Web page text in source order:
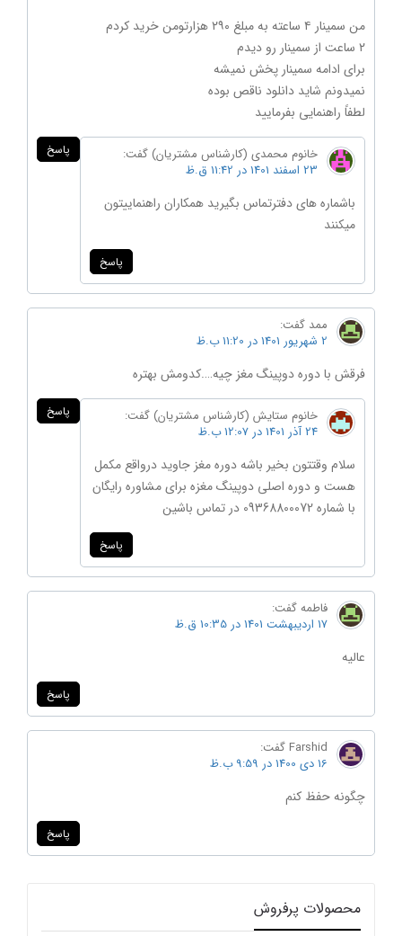
من سمینار ۴ ساعته به مبلغ ۲۹۰ هزارتومن خرید کردم
۲ ساعت از سمینار رو دیدم
برای ادامه سمینار پخش نمیشه
نمیدونم شاید دانلود ناقص بوده
لطفاً راهنمایی بفرمایید
پاسخ خانوم محمدی (کارشناس مشتریان) گفت:
23 اسفند 1401 در 11:42 ق.ظ
باشماره های دفترتماس بگیرید همکاران راهنماییتون
میکنند
پاسخ
ممد گفت:
2 شهریور 1401 در 11:20 ب.ظ
فرقش با دوره دوپینگ مغز چیه….کدومش بهتره
پاسخ خانوم ستایش (کارشناس مشتریان) گفت:
24 آذر 1401 در 12:07 ب.ظ
سلام وقتتون بخیر باشه دوره مغز جاوید درواقع مکمل
هست و دوره اصلی دوپینگ مغزه برای مشاوره رایگان
با شماره 09368800072 در تماس باشین
پاسخ
فاطمهگفت:
17 اردیبهشت 1401 در 10:35 ق.ظ
عالیه
پاسخ
Farshidگفت:
16 دی 1400 در 9:59 ب.ظ
چگونه حفظ کنم
پاسخ
محصولات پرفروش